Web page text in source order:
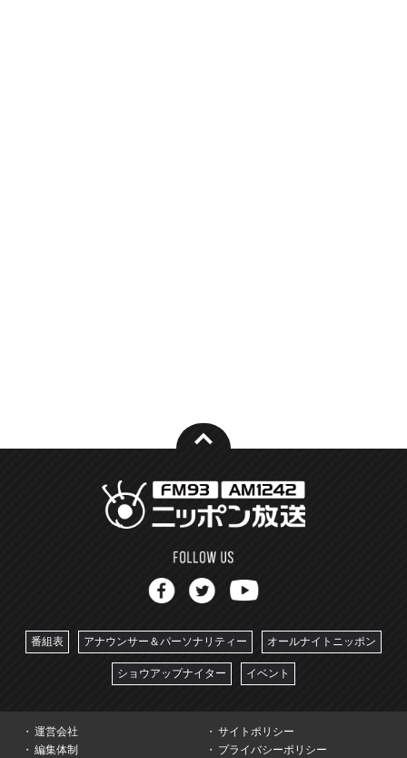
番組表 アナウンサー＆パーソナリティー オールナイトニッポン
ショウアップナイター イベント
運営会社
サイトポリシー
編集体制
プライバシーポリシー